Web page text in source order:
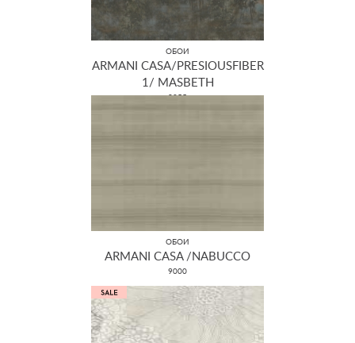
ОБОИ
ARMANI CASA/PRESIOUSFIBER
1/ MASBETH
9055
ОБОИ
ARMANI CASA /NABUCCO
9000